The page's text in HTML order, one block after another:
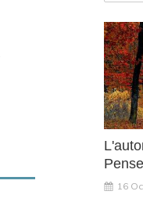
16